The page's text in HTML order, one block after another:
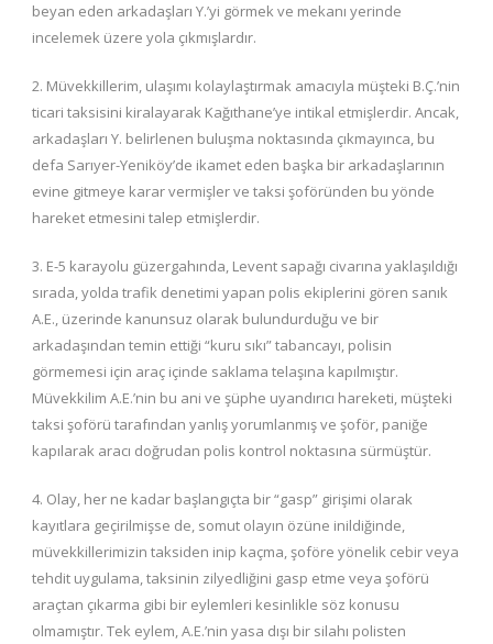
beyan eden arkadaşları Y.’yi görmek ve mekanı yerinde
incelemek üzere yola çıkmışlardır.
2. Müvekkillerim, ulaşımı kolaylaştırmak amacıyla müşteki B.Ç.’nin
ticari taksisini kiralayarak Kağıthane’ye intikal etmişlerdir. Ancak,
arkadaşları Y. belirlenen buluşma noktasında çıkmayınca, bu
defa Sarıyer-Yeniköy’de ikamet eden başka bir arkadaşlarının
evine gitmeye karar vermişler ve taksi şoföründen bu yönde
hareket etmesini talep etmişlerdir.
3. E-5 karayolu güzergahında, Levent sapağı civarına yaklaşıldığı
sırada, yolda trafik denetimi yapan polis ekiplerini gören sanık
A.E., üzerinde kanunsuz olarak bulundurduğu ve bir
arkadaşından temin ettiği “kuru sıkı” tabancayı, polisin
görmemesi için araç içinde saklama telaşına kapılmıştır.
Müvekkilim A.E.’nin bu ani ve şüphe uyandırıcı hareketi, müşteki
taksi şoförü tarafından yanlış yorumlanmış ve şoför, paniğe
kapılarak aracı doğrudan polis kontrol noktasına sürmüştür.
4. Olay, her ne kadar başlangıçta bir “gasp” girişimi olarak
kayıtlara geçirilmişse de, somut olayın özüne inildiğinde,
müvekkillerimizin taksiden inip kaçma, şoföre yönelik cebir veya
tehdit uygulama, taksinin zilyedliğini gasp etme veya şoförü
araçtan çıkarma gibi bir eylemleri kesinlikle söz konusu
olmamıştır. Tek eylem, A.E.’nin yasa dışı bir silahı polisten